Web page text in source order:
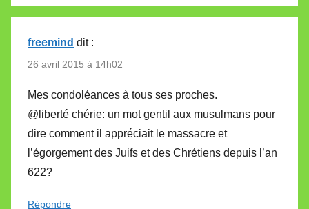
freemind dit :
26 avril 2015 à 14h02
Mes condoléances à tous ses proches.
@liberté chérie: un mot gentil aux musulmans pour
dire comment il appréciait le massacre et
l’égorgement des Juifs et des Chrétiens depuis l’an
622?
Répondre